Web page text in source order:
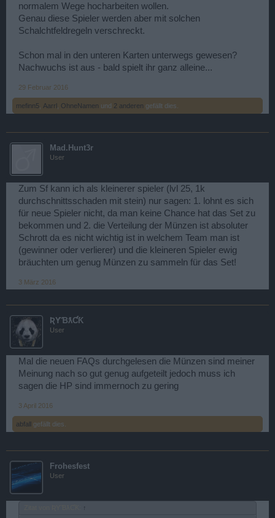
normalem Wege hocharbeiten wollen.
Genau diese Spieler werden aber mit solchen
Schalchtfeldregeln verschreckt.
Schon mal in den unteren Karten unterwegs gewesen?
Nachwuchs ist aus - bald spielt ihr ganz alleine...
29 Februar 2016
mefinn5 Aarrl OhneNamen und 2 anderen gefällt dies.
Mad.Hunt3r
User
Zum Sf kann ich als kleinerer spieler (lvl 25, 1k
durchschnittsschaden mit stein) nur sagen: 1. lohnt es sich
für neue Spieler nicht, da man keine Chance hat das Set zu
bekommen und 2. die Verteilung der Münzen ist absoluter
Schrott da es nicht wichtig ist in welchem Team man ist
(gewinner oder verlierer) und die kleineren Spieler ewig
bräuchten um genug Münzen zu sammeln für das Set!
3 März 2016
ƦƳƁƛƇƘ
User
Mal die neuen FAQs durchgelesen die Münzen sind meiner
Meinung nach so gut genug aufgeteilt jedoch muss ich
sagen die HP sind immernoch zu gering
3 April 2016
abfall gefällt dies.
Frohesfest
User
↑